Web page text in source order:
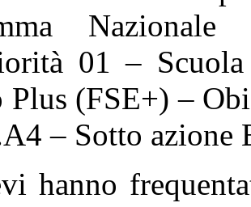
Nazionale
01 –
Plus (FSE+) –
– Sotto azione
hanno